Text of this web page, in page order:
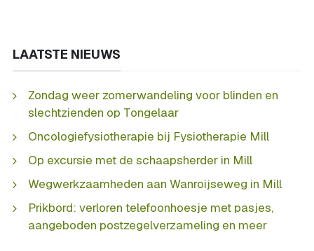
LAATSTE NIEUWS
Zondag weer zomerwandeling voor blinden en
slechtzienden op Tongelaar
Oncologiefysiotherapie bij Fysiotherapie Mill
Op excursie met de schaapsherder in Mill
Wegwerkzaamheden aan Wanroijseweg in Mill
Prikbord: verloren telefoonhoesje met pasjes,
aangeboden postzegelverzameling en meer